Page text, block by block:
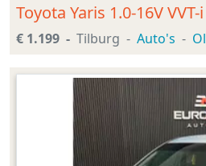
Toyota Yaris 1.0-16V
€ 1.199 Tilburg Auto's